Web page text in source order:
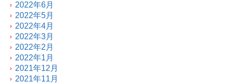
2022年6月
2022年5月
2022年4月
2022年3月
2022年2月
2022年1月
2021年12月
2021年11月